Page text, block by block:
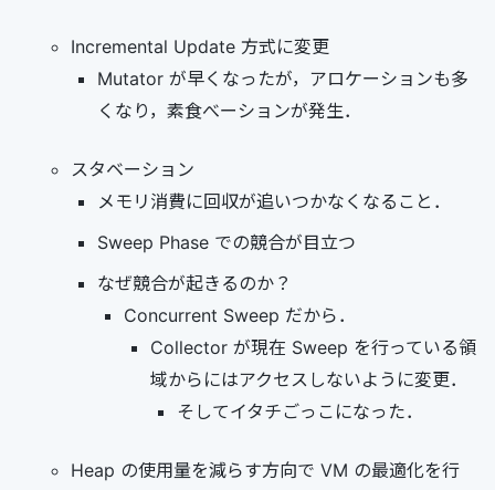
Incremental Update 方式に変更
Mutator が早くなったが，アロケーションも多
くなり，素食べーションが発生．
スタベーション
メモリ消費に回収が追いつかなくなること．
Sweep Phase での競合が目立つ
なぜ競合が起きるのか？
Concurrent Sweep だから．
Collector が現在 Sweep を行っている領
域からにはアクセスしないように変更．
そしてイタチごっこになった．
Heap の使用量を減らす方向で VM の最適化を行